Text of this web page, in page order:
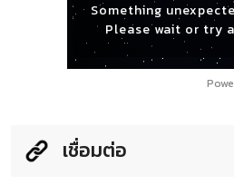
Something
Please wait or try
เชื่อมต่อ